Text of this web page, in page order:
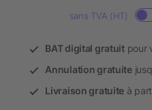
sans TVA (HT)
BAT digital gratuitpour
Annulation gratuite
Livraison gratuite à